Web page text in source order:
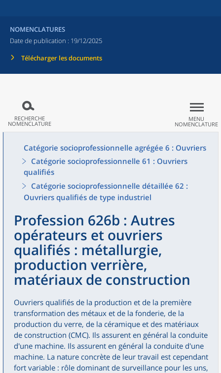
NOMENCLATURES
Date de publication : 19/12/2025
Télécharger les documents
RECHERCHE
NOMENCLATURE
MENU
NOMENCLATURE
Catégorie socioprofessionnelle agrégée 6 : Ouvriers
Catégorie socioprofessionnelle 61 : Ouvriers
qualifiés
Catégorie socioprofessionnelle détaillée 62 :
Ouvriers qualifiés de type industriel
Profession 626b : Autres
opérateurs et ouvriers
qualifiés : métallurgie,
production verrière,
matériaux de construction
Ouvriers qualifiés de la production et de la première
transformation des métaux et de la fonderie, de la
production du verre, de la céramique et des matériaux
de construction (CMC). Ils assurent en général la conduite
d'une machine. Ils assurent en général la conduite d'une
machine. La nature concrète de leur travail est cependant
fort variable : rôle dominant de surveillance pour les uns,